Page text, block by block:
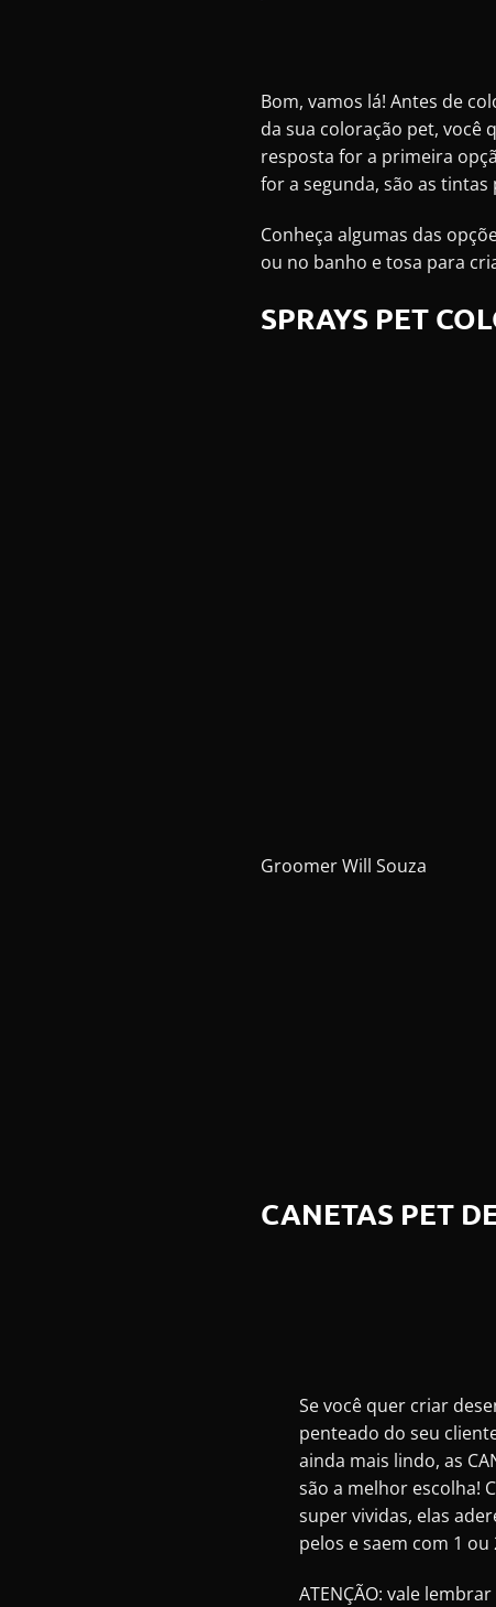
Bom, vamos lá! Antes de
da sua coloração pet, você
resposta for a primeira
for a segunda, são as
Conheça algumas das
ou no banho e tosa para
SPRAYS PET
GroomerWill Souza
CANETAS PET
Se você quer criar
penteado do seu
ainda mais lindo, as
são a melhor escolha!
super vividas, elas
pelos e saem com 1 ou
ATENÇÃO: vale